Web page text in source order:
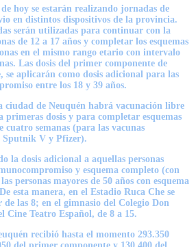
hoy se estarán realizando jornadas de
en distintos dispositivos de la provincia.
serán utilizadas para continuar con la
de 12 a 17 años y completar los esquemas
en el mismo rango etario con intervalo
Las dosis del primer componente de
aplicarán como dosis adicional para las
entre los 18 y 39 años.
ciudad de Neuquén habrá vacunación libre
primeras dosis y para completar esquemas
semanas (para las vacunas
Sputnik V y Pfizer).
la dosis adicional a aquellas personas
y esquema completo (con
personas mayores de 50 años con esquema
esta manera, en el Estadio Ruca Che se
las 8; en el gimnasio del Colegio Don
Cine Teatro Español, de 8 a 15.
recibió hasta el momento 293.350